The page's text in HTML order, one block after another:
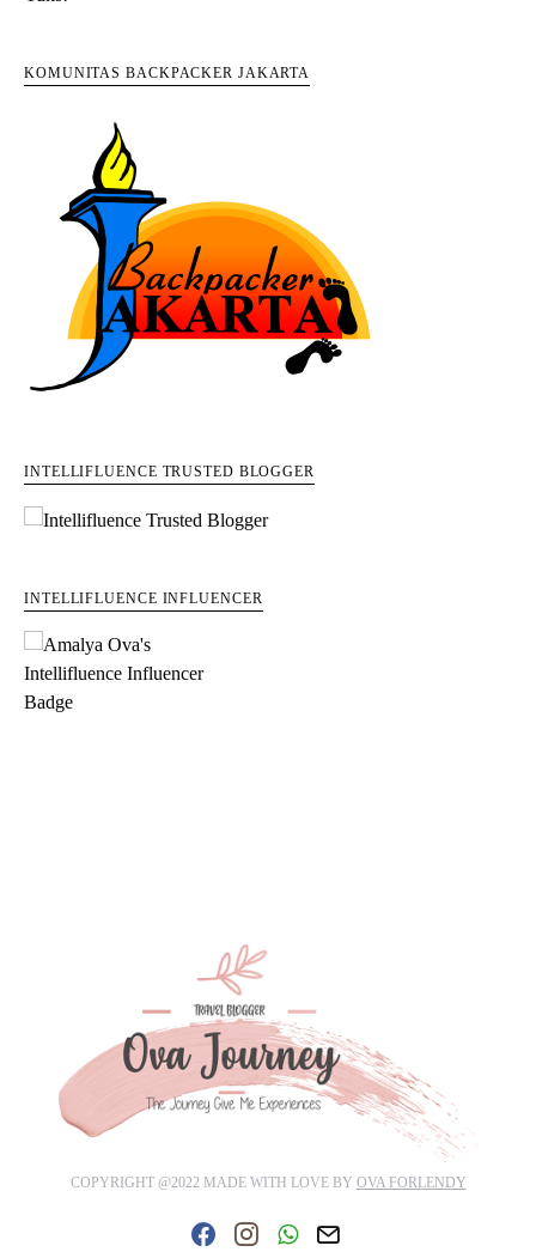
KOMUNITAS BACKPACKER JAKARTA
INTELLIFLUENCE TRUSTED BLOGGER
INTELLIFLUENCE INFLUENCER
COPYRIGHT @2022 MADE WITH LOVE BY OVA FORLENDY